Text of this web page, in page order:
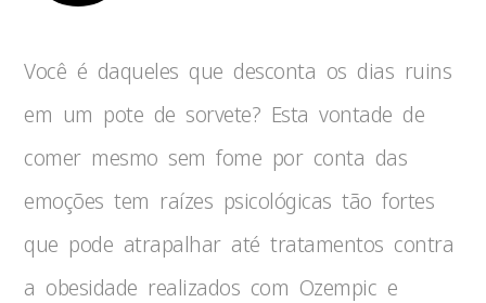
Você é daqueles que desconta os dias ruins
em um pote de sorvete? Esta vontade de
comer mesmo sem fome por conta das
emoções tem raízes psicológicas tão fortes
que pode atrapalhar até tratamentos contra
a obesidade realizados com Ozempic e